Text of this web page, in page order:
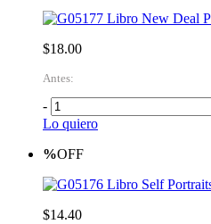
Libro New Deal
$18.00
Antes:
-
Lo quiero
%OFF
Libro Self
$14.40